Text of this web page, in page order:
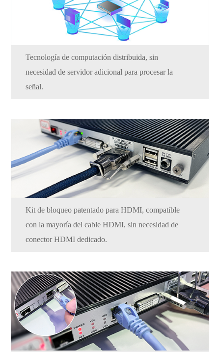
Tecnología de computación distribuida, sin
necesidad de servidor adicional para procesar la
señal.
Kit de bloqueo patentado para HDMI, compatible
con la mayoría del cable HDMI, sin necesidad de
conector HDMI dedicado.